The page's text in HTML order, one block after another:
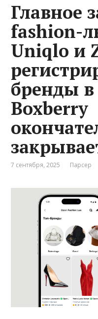
Главное
fashion-
Uniqlo и
бренды в
Boxberry
7 сентября, 2025 Парсер